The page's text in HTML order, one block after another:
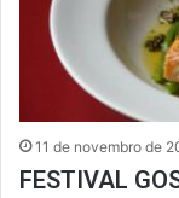
11 de novembro de
FESTIVAL